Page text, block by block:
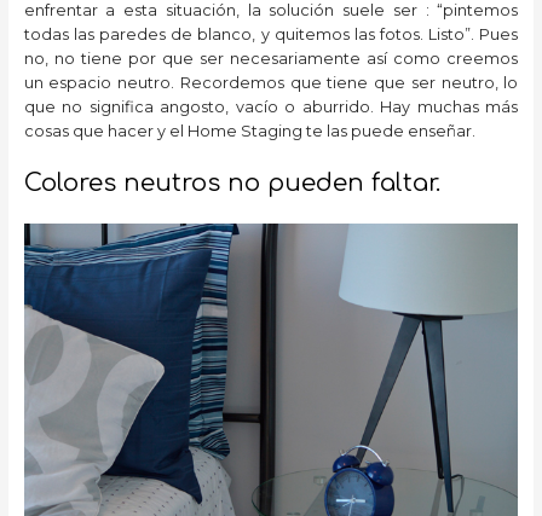
enfrentar a esta situación, la solución suele ser : “pintemos
todas las paredes de blanco, y quitemos las fotos. Listo”. Pues
no, no tiene por que ser necesariamente así como creemos
un espacio neutro. Recordemos que tiene que ser neutro, lo
que no significa angosto, vacío o aburrido. Hay muchas más
cosas que hacer y el Home Staging te las puede enseñar.
Colores neutros no pueden faltar.